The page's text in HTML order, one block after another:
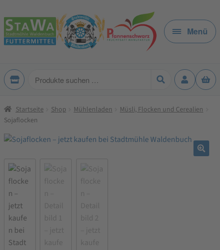
Zur
Navigation
springen
Zum
Inhalt
springen
Menü
Produkte
Startseite Shop Mühlenladen
Müsli, Flocken und Cerealien
Sojaflocken